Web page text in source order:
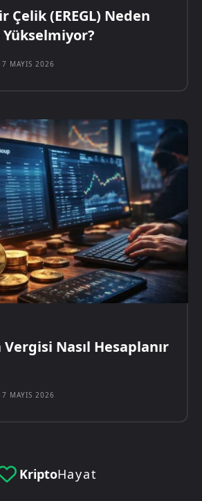
Çelik (EREGL) Neden
MAYIS 2026
Nasıl Hesaplanır
MAYIS 2026
KriptoHayat